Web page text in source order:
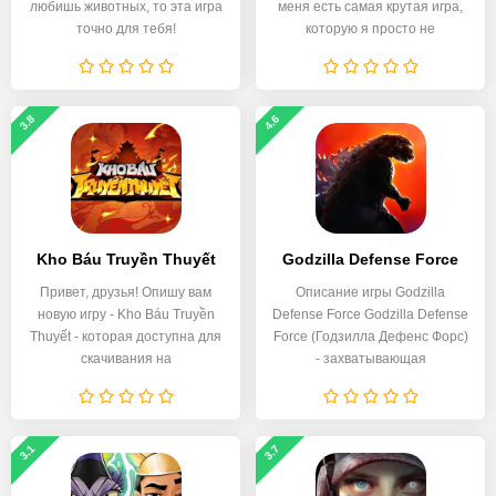
любишь животных, то эта игра
точно для тебя!
меня есть самая крутая игра,
которую я просто не
3.8
Kho Báu Truyền Thuyết
Привет, друзья! Опишу вам
новую игру - Kho Báu Truyền
Thuyết - которая доступна для
скачивания на
4.6
Godzilla Defense Force
Описание игры Godzilla
Defense Force Godzilla Defense
Force (Годзилла Дефенс Форс)
- захватывающая
3.1 3.7